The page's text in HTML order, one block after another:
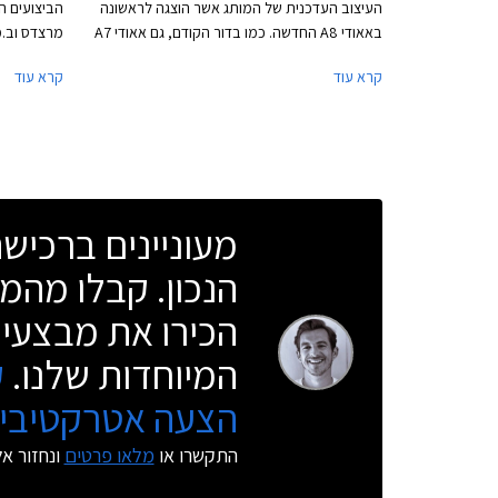
העיצוב העדכנית של המותג אשר הוצגה לראשונה
באאודי A8 החדשה. כמו בדור הקודם, גם אאודי A7
בקווים חדים ואתלטיים, עם משטחים גדולים ומכסה
בחישוקי 21 אינץ' (בגרסה הבכירה) וקשתות גלגלים
עיצוביים מאאודי קוואטרו המיתולוגית.
קרא עוד
הביצועים
מרצדס
קרא עוד
מעוניינים
הנכון. קבלו
הכירו את
המיוחדות שלנו.
הצעה
התקשרו או מלאו פרטים ונחזור